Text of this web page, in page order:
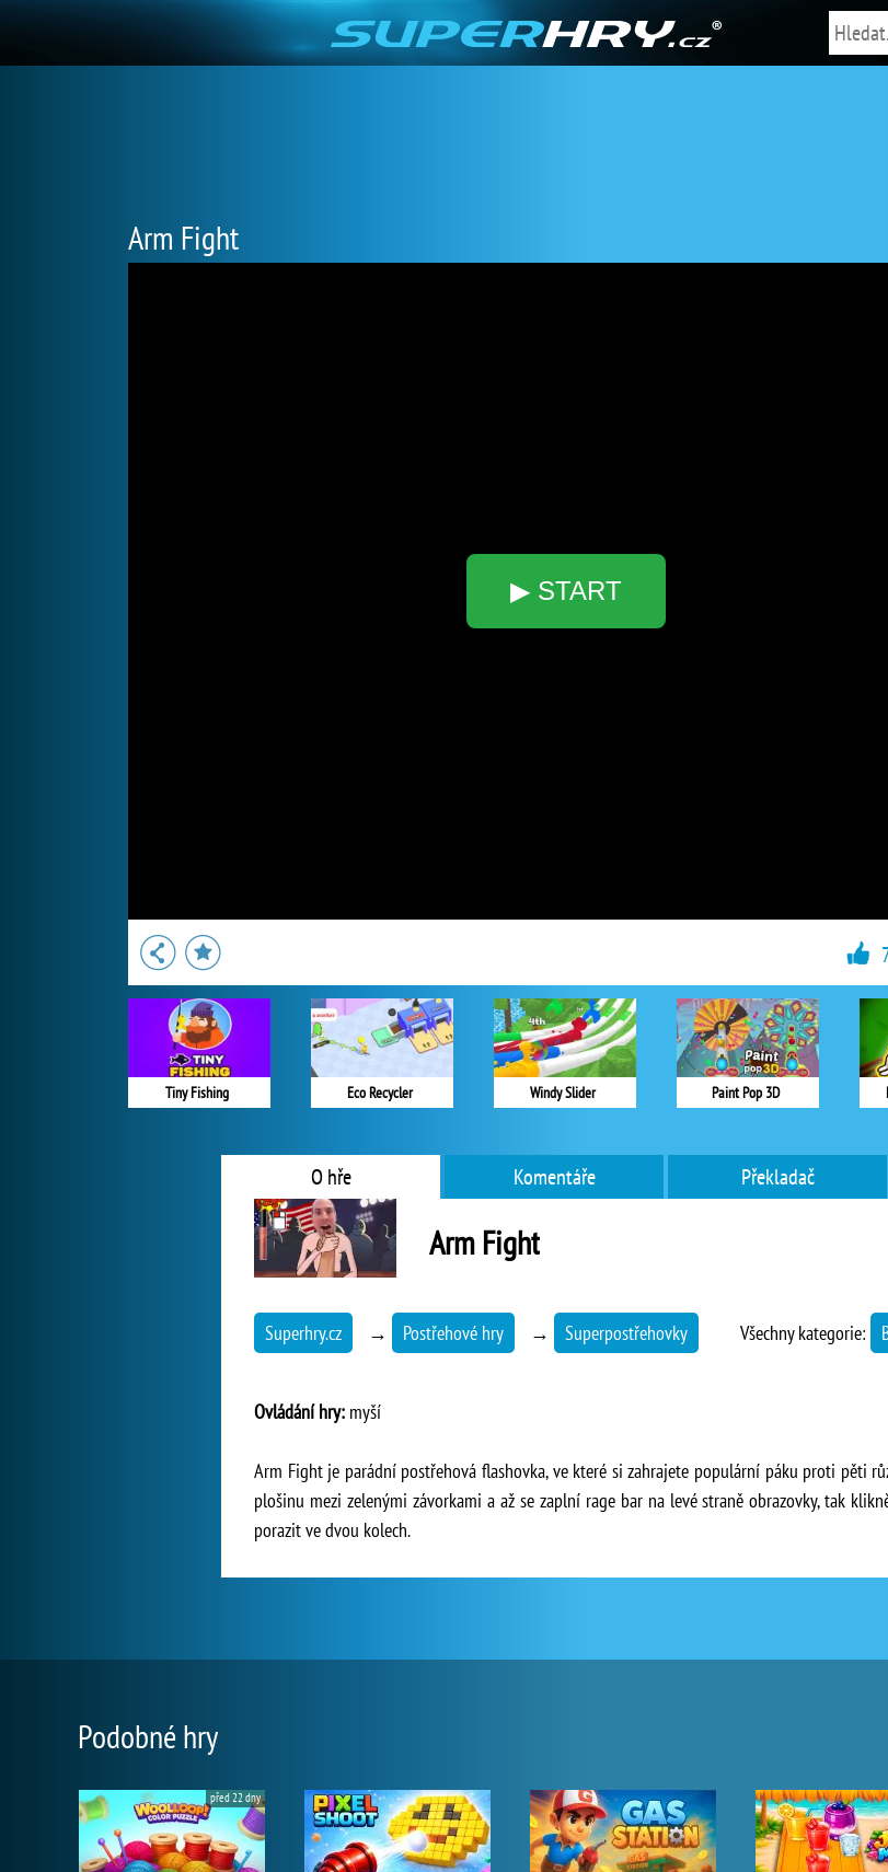
Arm Fight
▶ START
Tiny Fishing Eco Recycler Windy Slider Paint Pop 3D
O hře Komentáře Překladač
Arm Fight
Superhry.cz → Postřehové hry → Superpostřehovky Všechny kategorie:
Ovládání hry: myší
Arm Fight je parádní postřehová flashovka, ve které si zahrajete populární páku proti pěti
plošinu mezi zelenými závorkami a až se zaplní rage bar na levé straně obrazovky, tak
porazit ve dvou kolech.
Podobné hry
před 22 dny